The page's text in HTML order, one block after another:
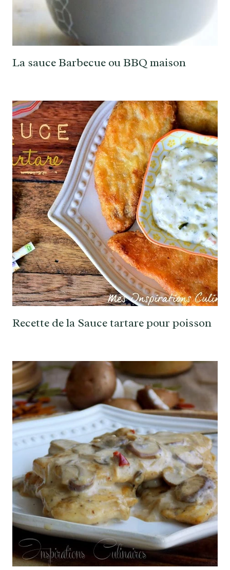
La sauce Barbecue ou BBQ maison
Recette de la Sauce tartare pour poisson